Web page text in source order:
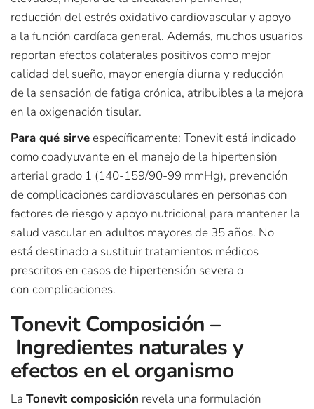
reducción del estrés oxidativo cardiovascular y apoyo
a la función cardíaca general. Además, muchos usuarios
reportan efectos colaterales positivos como mejor
calidad del sueño, mayor energía diurna y reducción
de la sensación de fatiga crónica, atribuibles a la mejora
en la oxigenación tisular.
Para qué sirveespecíficamente: Tonevit está indicado
como coadyuvante en el manejo de la hipertensión
arterial grado 1 (140-159/90-99 mmHg), prevención
de complicaciones cardiovasculares en personas con
factores de riesgo y apoyo nutricional para mantener la
salud vascular en adultos mayores de 35 años. No
está destinado a sustituir tratamientos médicos
prescritos en casos de hipertensión severa o
con complicaciones.
Tonevit Composición –
Ingredientes naturales y
efectos en el organismo
La Tonevit composición revela una formulación